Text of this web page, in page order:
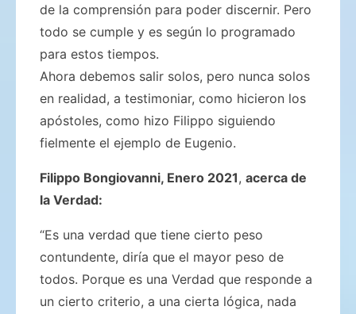
de la comprensión para poder discernir. Pero
todo se cumple y es según lo programado
para estos tiempos.
Ahora debemos salir solos, pero nunca solos
en realidad, a testimoniar, como hicieron los
apóstoles, como hizo Filippo siguiendo
fielmente el ejemplo de Eugenio.
Filippo Bongiovanni, Enero 2021, acerca de
la Verdad:
“Es una verdad que tiene cierto peso
contundente, diría que el mayor peso de
todos. Porque es una Verdad que responde a
un cierto criterio, a una cierta lógica, nada